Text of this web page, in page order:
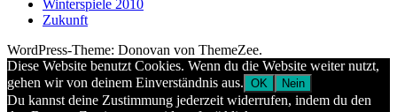
Winterspiele 2010
Zukunft
WordPress-Theme: Donovan von ThemeZee.
Diese Website benutzt Cookies. Wenn du die Website weiter nutzt,
gehen wir von deinem Einverständnis aus. OK Nein
Du kannst deine Zustimmung jederzeit widerrufen, indem du den